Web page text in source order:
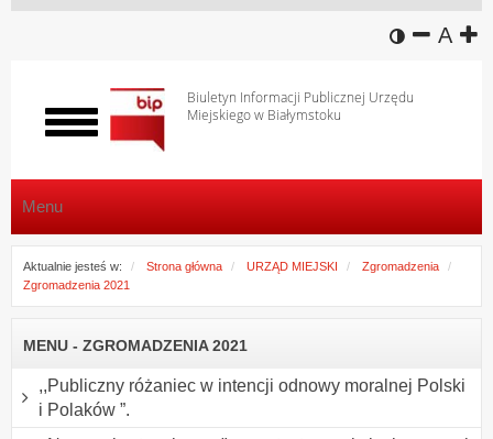
wersja
A
Biuletyn Informacji Publicznej Urzędu
Miejskiego w Białymstoku
Włącz
menu
Menu
Aktualnie jesteś w: Strona główna URZĄD MIEJSKI
Zgromadzenia
Zgromadzenia 2021
MENU - ZGROMADZENIA 2021
,,Publiczny różaniec w intencji odnowy moralnej Polski
i Polaków ”.